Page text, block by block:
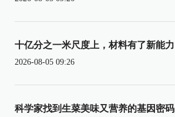
十亿分之一米尺度上，材料有了新能力
2026-08-05 09:26
科学家找到生菜美味又营养的基因密码